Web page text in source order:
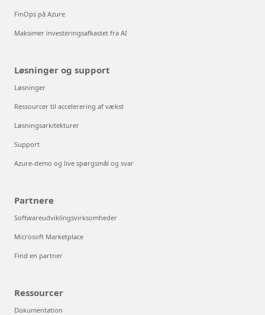
FinOps på Azure
Maksimer investeringsafkastet fra AI
Løsninger og support
Løsninger
Ressourcer til accelerering af vækst
Løsningsarkitekturer
Support
Azure-demo og live spørgsmål og svar
Partnere
Softwareudviklingsvirksomheder
Microsoft Marketplace
Find en partner
Ressourcer
Dokumentation